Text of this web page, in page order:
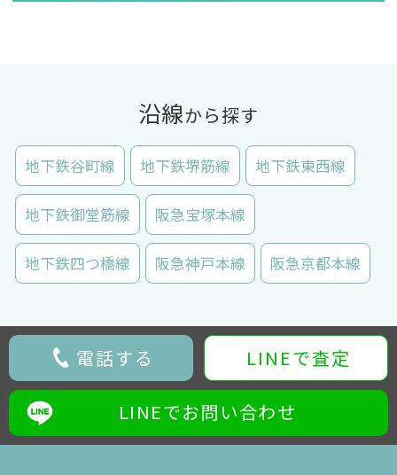
沿線から探す
地下鉄谷町線 地下鉄堺筋線 地下鉄東西線
地下鉄御堂筋線 阪急宝塚本線
地下鉄四つ橋線 阪急神戸本線 阪急京都本線
電話する LINEで査定
LINEでお問い合わせ